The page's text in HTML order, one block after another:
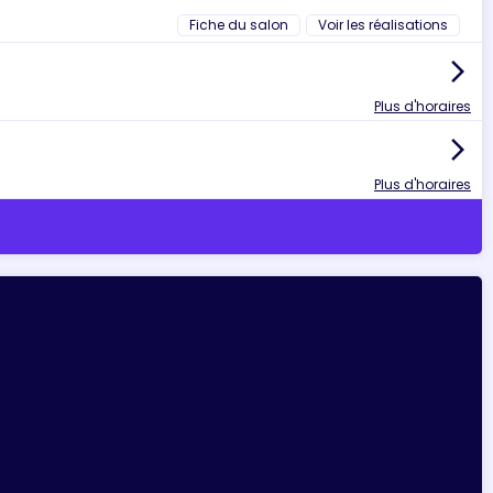
Fiche du salon Voir les réalisations
arrow_forward_ios
Plus d'horaires
arrow_forward_ios
Plus d'horaires